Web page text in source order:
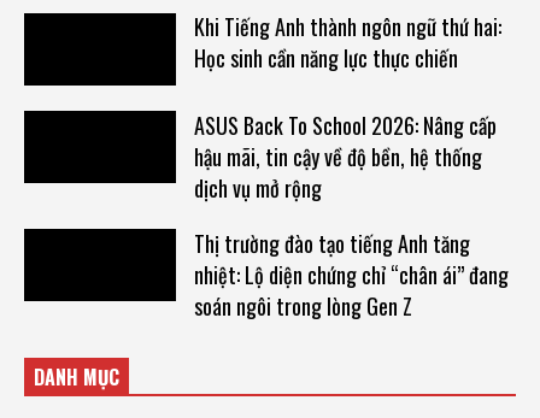
Khi Tiếng Anh thành ngôn ngữ thứ hai:
Học sinh cần năng lực thực chiến
ASUS Back To School 2026: Nâng cấp
hậu mãi, tin cậy về độ bền, hệ thống
dịch vụ mở rộng
Thị trường đào tạo tiếng Anh tăng
nhiệt: Lộ diện chứng chỉ “chân ái” đang
soán ngôi trong lòng Gen Z
DANH MỤC